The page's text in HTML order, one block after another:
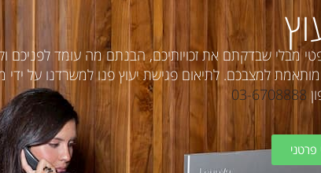
מבלי שבדקתם את זכויותיכם, הבנתם מה עומד לפניכם
למצבכם. לתיאום פגישת יעוץ פנו למשרדנו על ידי
03-6708888